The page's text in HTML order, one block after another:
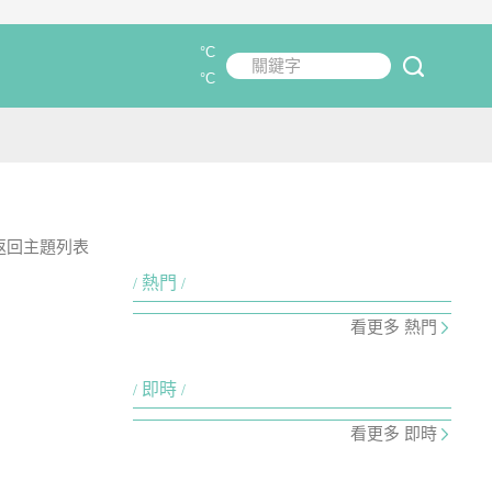
關鍵字
°C
°C
回主題列表
熱門
看更多 熱門
即時
看更多 即時